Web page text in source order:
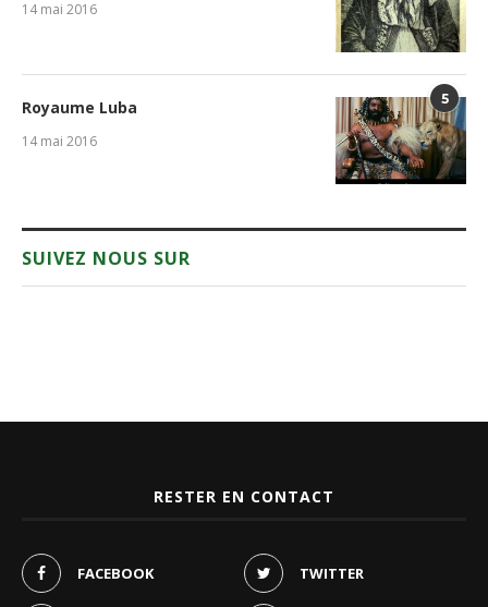
14 mai 2016
5
Royaume Luba
14 mai 2016
SUIVEZ NOUS SUR
RESTER EN CONTACT
FACEBOOK TWITTER